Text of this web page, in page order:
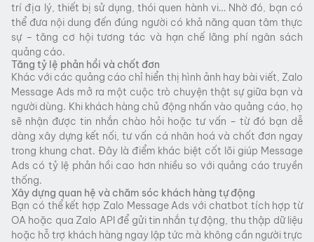
trí địa lý, thiết bị sử dụng, thói quen hành vi… Nhờ đó, bạn có
thể đưa nội dung đến đúng người có khả năng quan tâm thực
sự – tăng cơ hội tương tác và hạn chế lãng phí ngân sách
quảng cáo.
Tăng tỷ lệ phản hồi và chốt đơn
Khác với các quảng cáo chỉ hiển thị hình ảnh hay bài viết, Zalo
Message Ads mở ra một cuộc trò chuyện thật sự giữa bạn và
người dùng. Khi khách hàng chủ động nhấn vào quảng cáo, họ
sẽ nhận được tin nhắn chào hỏi hoặc tư vấn – từ đó bạn dễ
dàng xây dựng kết nối, tư vấn cá nhân hoá và chốt đơn ngay
trong khung chat. Đây là điểm khác biệt cốt lõi giúp Message
Ads có tỷ lệ phản hồi cao hơn nhiều so với quảng cáo truyền
thống.
Xây dựng quan hệ và chăm sóc khách hàng tự động
Bạn có thể kết hợp Zalo Message Ads với chatbot tích hợp từ
OA hoặc qua Zalo API để gửi tin nhắn tự động, thu thập dữ liệu
hoặc hỗ trợ khách hàng ngay lập tức mà không cần người trực